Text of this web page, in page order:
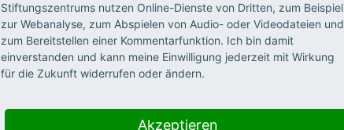
Stiftungszentrums nutzen Online-Dienste von Dritten, zum Beispiel
zur Webanalyse, zum Abspielen von Audio- oder Videodateien und
zum Bereitstellen einer Kommentarfunktion. Ich bin damit
einverstanden und kann meine Einwilligung jederzeit mit Wirkung
für die Zukunft widerrufen oder ändern.
Akzeptieren